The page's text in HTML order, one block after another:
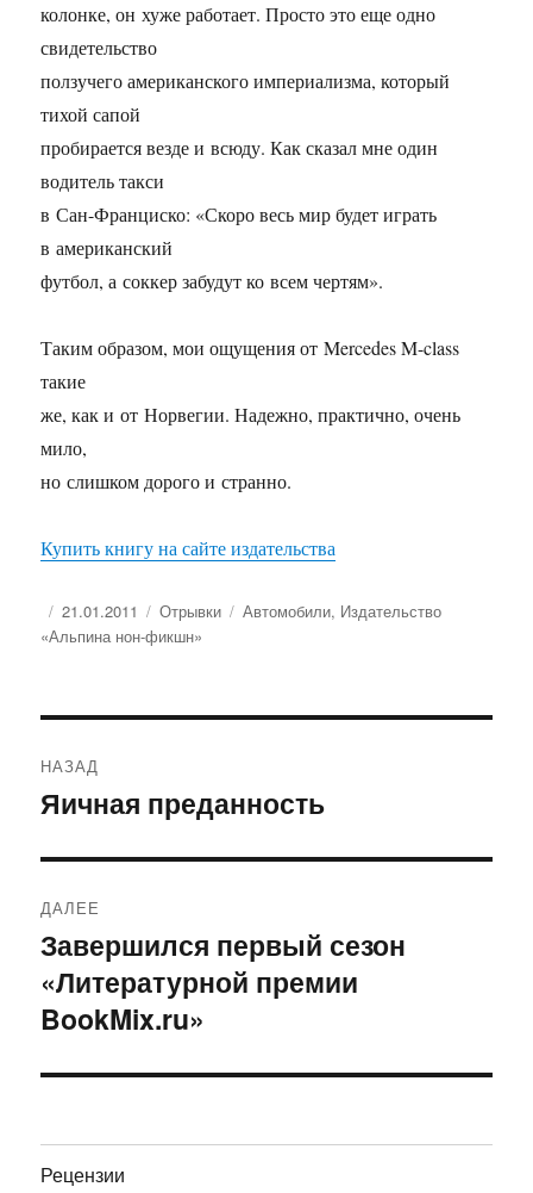
колонке, он хуже работает. Просто это еще одно
свидетельство
ползучего американского империализма, который
тихой сапой
пробирается везде и всюду. Как сказал мне один
водитель такси
в Сан-Франциско: «Скоро весь мир будет играть
в американский
футбол, а соккер забудут ко всем чертям».
Таким образом, мои ощущения от MercedesM-class
такие
же, как и от Норвегии. Надежно, практично, очень
мило,
но слишком дорого и странно.
Купить книгу на сайте издательства
Опубликовано
21.01.2011 Рубрики
Отрывки Метки
Автомобили, Издательство
«Альпина нон-фикшн»
по
НАЗАД
Предыдущая
Яичная преданность
ДАЛЕЕ
Следующая
запись:
Завершился первый сезон
«Литературной премии
BookMix.ru»
Рецензии